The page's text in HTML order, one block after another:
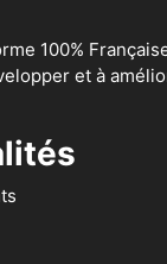
100%
et à